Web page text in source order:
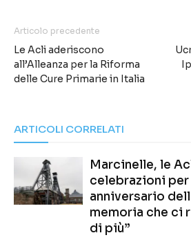
Articolo precedente
Le Acli aderiscono
all’Alleanza per la Riforma
delle Cure Primarie in Italia
ARTICOLI CORRELATI
Marcinelle, le
celebrazioni per
anniversario
memoria che ci
di più”